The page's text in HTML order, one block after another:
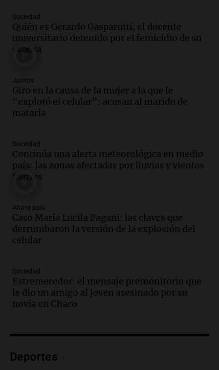
Audio.
la ley de Propiedad Privada debatida en
el Senado.
Viva la Radio Rosario
Audio.
por la Ley de Tierras: "Construyeron un
relato mentiroso"
Informados al regreso
gran expo, con concurso de panificados
y actividades destacadas
Panorama Federal
Episodios
violó libertad condicional al ir al
Mundial de Atlanta
Panorama Federal
Episodios
estudiantes y proyecta duplicar el
programa de movilidad sustentable
Viva la Radio
Episodios
tras condiciones invernales
Episodios
Sociedad
Quién es Gerardo Gasparutti, el docente
universitario detenido por el femicidio de su
esposa
Juntos
Giro en la causa de la mujer a la que le
“explotó el celular”: acusan al marido de
matarla
Sociedad
Continúa una alerta meteorológica en medio
país: las zonas afectadas por lluvias y vientos
fuertes
Ahora país
Caso María Lucila Pagani: las claves que
derrumbaron la versión de la explosión del
celular
Sociedad
Estremecedor: el mensaje premonitorio que
le dio un amigo al joven asesinado por su
novia en Chaco
Deportes